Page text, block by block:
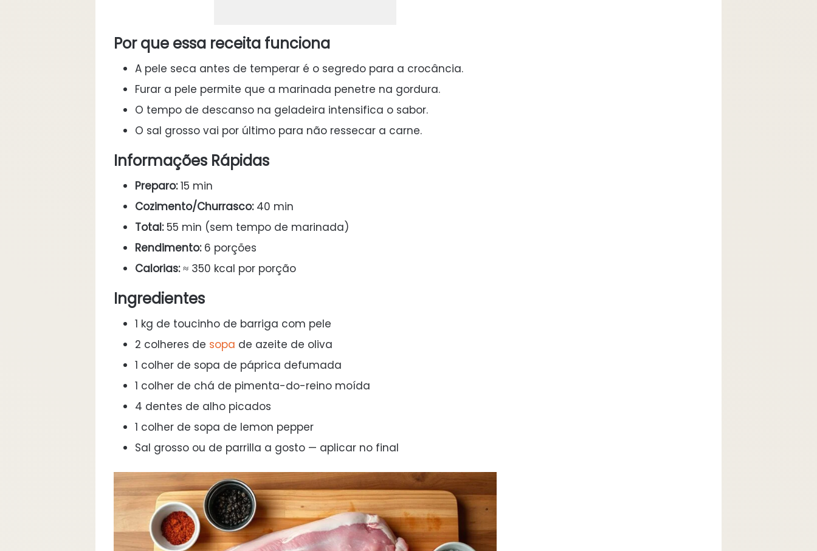
Por que essa receita funciona
A pele seca antes de temperar é o segredo para a crocância.
Furar a pele permite que a marinada penetre na gordura.
O tempo de descanso na geladeira intensifica o sabor.
O sal grosso vai por último para não ressecar a carne.
Informações Rápidas
Preparo:15 min
Cozimento/Churrasco:40 min
Total:55 min (sem tempo de marinada)
Rendimento:6 porções
Calorias:≈ 350 kcal por porção
Ingredientes
1 kg de toucinho de barriga com pele
2 colheres de sopa de azeite de oliva
1 colher de sopa de páprica defumada
1 colher de chá de pimenta-do-reino moída
4 dentes de alho picados
1 colher de sopa de lemon pepper
Sal grosso ou de parrilla a gosto — aplicar no final